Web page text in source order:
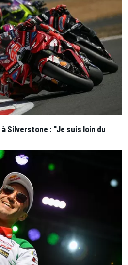
Silverstone : "Je suis loin du